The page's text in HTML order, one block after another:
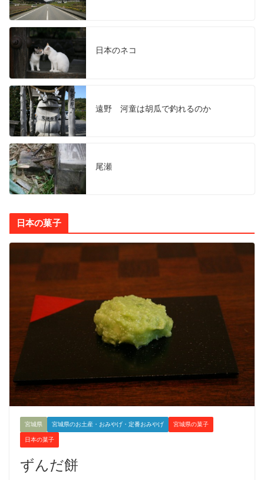
日本のネコ
遠野 河童は胡瓜で釣れるのか
尾瀬
日本の菓子
宮城県 宮城県のお土産・おみやげ・定番おみやげ 宮城県の菓子
日本の菓子
ずんだ餅